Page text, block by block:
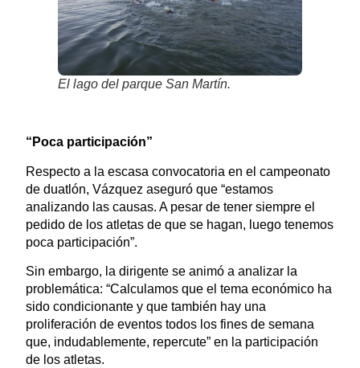
El lago del parque San Martín.
“Poca participación”
Respecto a la escasa convocatoria en el campeonato
de duatlón, Vázquez aseguró que “estamos
analizando las causas. A pesar de tener siempre el
pedido de los atletas de que se hagan, luego tenemos
poca participación”.
Sin embargo, la dirigente se animó a analizar la
problemática: “Calculamos que el tema económico ha
sido condicionante y que también hay una
proliferación de eventos todos los fines de semana
que, indudablemente, repercute” en la participación
de los atletas.